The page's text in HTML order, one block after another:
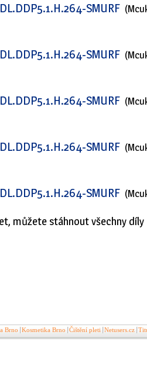
SMURF
SMURF
SMURF
SMURF
SMURF
můžete stáhnout všechny díly
Brno Kosmetika Brno Čištění pleti Netusers.cz